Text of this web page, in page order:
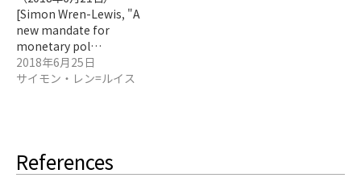
[Simon Wren-Lewis, "A
new mandate for
monetary pol…
2018年6月25日
サイモン・レン=ルイス
References